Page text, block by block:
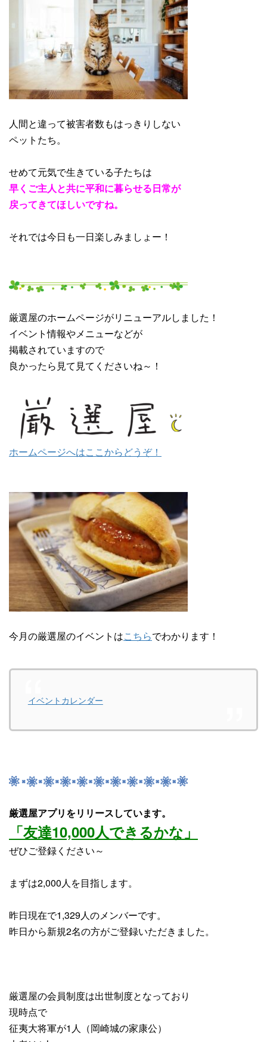
人間と違って被害者数もはっきりしない
ペットたち。
せめて元気で生きている子たちは
早くご主人と共に平和に暮らせる日常が
戻ってきてほしいですね。
それでは今日も一日楽しみましょー！
厳選屋のホームページがリニューアルしました！
イベント情報やメニューなどが
掲載されていますので
良かったら見て見てくださいね～！
ホームページへはここからどうぞ！
今月の厳選屋のイベントはこちらでわかります！
イベントカレンダー
厳選屋アプリをリリースしています。
「友達10,000人できるかな」
ぜひご登録ください～
まずは2,000人を目指します。
昨日現在で1,329人のメンバーです。
昨日から新規2名の方がご登録いただきました。
厳選屋の会員制度は出世制度となっており
現時点で
征夷大将軍が1人（岡崎城の家康公）